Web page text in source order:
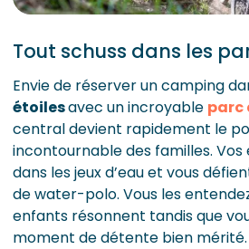
Tout schuss dans les
Envie de réserver un camping
étoilesavec un incroyable parc
central devient rapidement le
incontournable des familles. Vos
dans les jeux d’eau et vous
de water-polo. Vous les
enfants résonnent tandis que
moment de détente bien mérité.